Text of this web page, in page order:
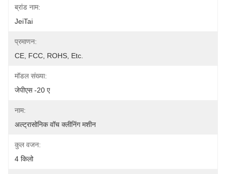
ब्रांड नाम:
JeiTai
प्रमाणन:
CE, FCC, ROHS, Etc.
मॉडल संख्या:
जेपीएस -20 ए
नाम:
अल्ट्रासोनिक वॉच क्लीनिंग मशीन
कुल वजन:
4 किलो